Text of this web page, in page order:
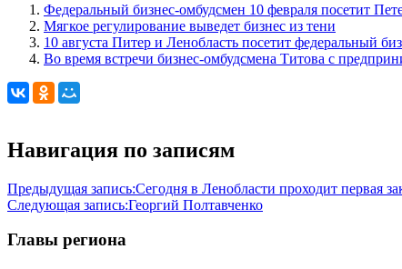
Федеральный бизнес-омбудсмен 10 февраля посетит
Мягкое регулирование выведет бизнес из тени
10 августа Питер и Ленобласть посетит федеральный
Во время встречи бизнес-омбудсмена Титова с
Навигация по записям
Предыдущая запись:Сегодня в Ленобласти проходит первая
Следующая запись:Георгий Полтавченко
Главы региона